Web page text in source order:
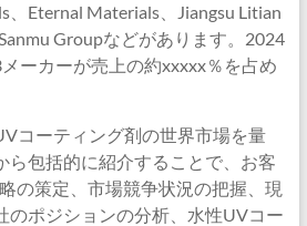
、Eternal Materials、Jiangsu Litian
Groupなどがあります。2024
ーカーが売上の約xxxxx％を占め
コーティング剤の世界市場を量
ら包括的に紹介することで、お客
の策定、市場競争状況の把握、現
のポジションの分析、水性UVコー